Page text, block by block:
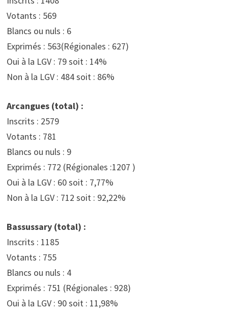
Votants : 569
Blancs ou nuls : 6
Exprimés : 563(Régionales : 627)
Oui à la LGV : 79 soit : 14%
Non à la LGV : 484 soit : 86%
Arcangues (total) :
Inscrits : 2579
Votants : 781
Blancs ou nuls : 9
Exprimés : 772 (Régionales :1207 )
Oui à la LGV : 60 soit : 7,77%
Non à la LGV : 712 soit : 92,22%
Bassussary (total) :
Inscrits : 1185
Votants : 755
Blancs ou nuls : 4
Exprimés : 751 (Régionales : 928)
Oui à la LGV : 90 soit : 11,98%